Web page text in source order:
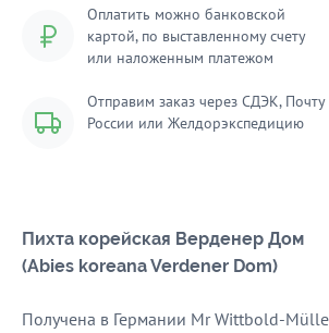
Отправим заказ через СДЭК, Почту
России или Желдорэкспедицию
Оплатить можно банковской
картой, по выставленному счету
или наложенным платежом
Пихта корейская Верденер Дом
(Abies koreana Verdener Dom)
Получена в Германии Mr Wittbold-